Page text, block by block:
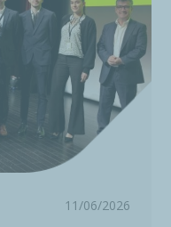
11/06/2026